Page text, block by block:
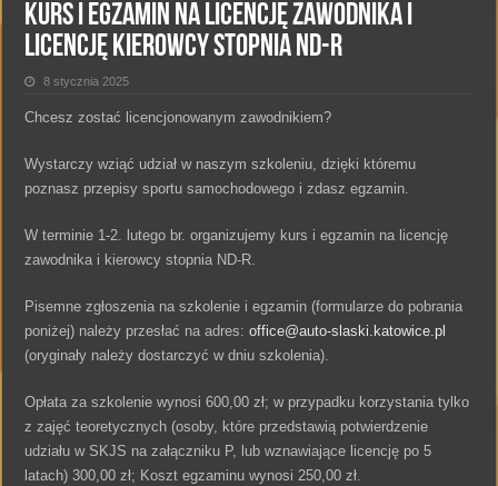
Kurs i egzamin na licencję zawodnika i
licencję kierowcy stopnia ND-R
8 stycznia 2025
Chcesz zostać licencjonowanym zawodnikiem?
Wystarczy wziąć udział w naszym szkoleniu, dzięki któremu
poznasz przepisy sportu samochodowego i zdasz egzamin.
W terminie 1-2. lutego br. organizujemy kurs i egzamin na licencję
zawodnika i kierowcy stopnia ND-R.
Pisemne zgłoszenia na szkolenie i egzamin (formularze do pobrania
poniżej) należy przesłać na adres:office@auto-slaski.katowice.pl
(oryginały należy dostarczyć w dniu szkolenia).
Opłata za szkolenie wynosi 600,00 zł; w przypadku korzystania tylko
z zajęć teoretycznych (osoby, które przedstawią potwierdzenie
udziału w SKJS na załączniku P, lub wznawiające licencję po 5
latach) 300,00 zł; Koszt egzaminu wynosi 250,00 zł.